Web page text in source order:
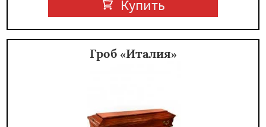
Купить
Гроб «Италия»